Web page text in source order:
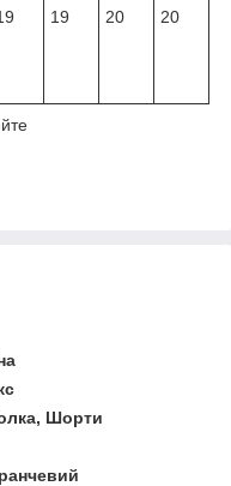
19 20 20
Шорти